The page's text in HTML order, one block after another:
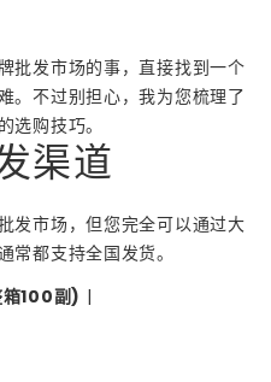
批发市场的事，直接找到一个
。不过别担心，我为您梳理了
选购技巧。
渠道
发市场，但您完全可以通过大
常都支持全国发货。
100副) |